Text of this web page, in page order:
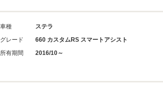
車種
ステラ
グレード
660 カスタムRS スマートアシスト
所有期間
2016/10～